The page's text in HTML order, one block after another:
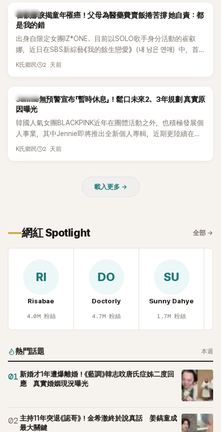
K-POP
崔叡娜淚揭童年罹癌！父母為醫藥費賣飯捲苦撐 她自責：都
是我的錯
出身自限定女團IZ*ONE、目前以SOLO歌手身分活動的崔叡
娜，近日在SBS新綜藝《我的餘生戀愛》（내 남은 연애）中，首
度談起自己幼年罹患小兒癌的經歷，回憶起父母為了籌措醫療
K氏鄉民 2 天前
K-POP
Jennie無預警宣布「暫時休息」！鬆口未來2、3年規劃 真實原
因曝光
韓國人氣女團BLACKPINK近年在團體活動之外，也積極發展個
人事業，其中Jennie即將推出全新個人專輯，近期更陸續在演
出中搶先公開新歌，引發粉絲高度期待。不過，她近日受訪時
K氏鄉民 2 天前
載入更多 →
網紅 Spotlight 全部 →
RI
Risabae
4.0M 粉絲
DO
Doctorly
4.7M 粉絲
SU
Sunny Dahye
1.7M 粉絲
熱門話題 本週
01 新婚才1年遭爆離婚！《藍調》韓志旼唐氏症姊二度回
應 真實婚姻現況曝光
02 主持11年突退《認哥》！金希澈終於說真話 姜鎬童成
最大關鍵